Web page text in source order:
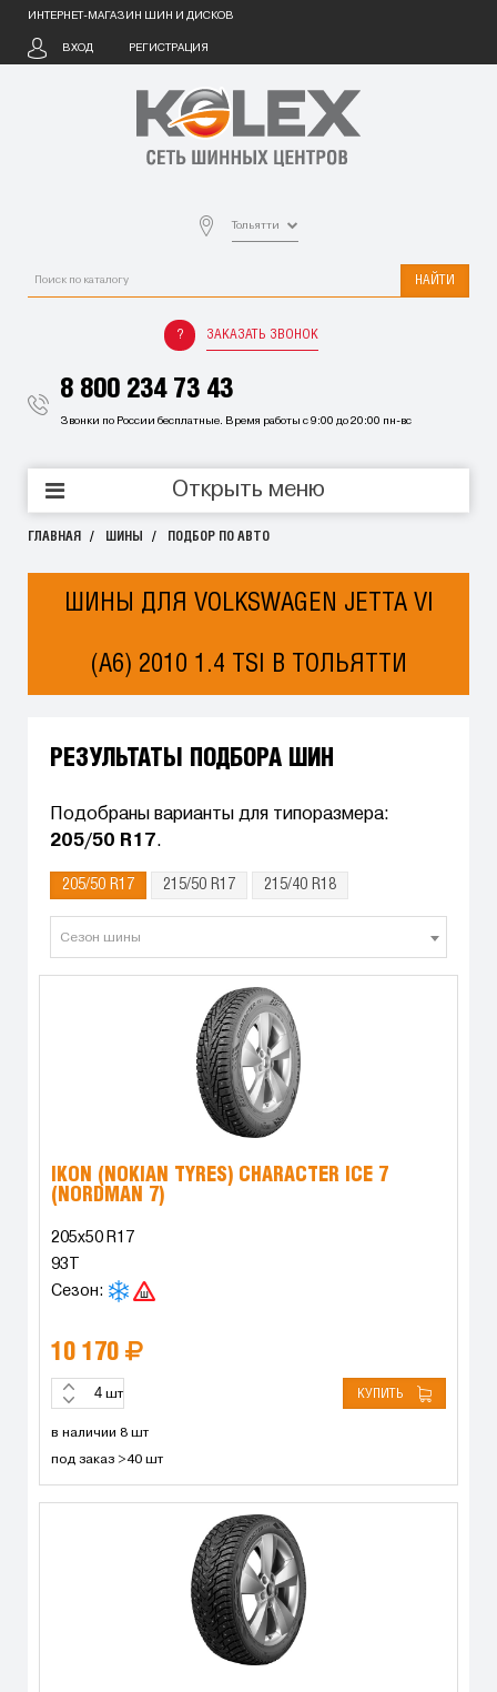
ИНТЕРНЕТ-МАГАЗИН ШИН И ДИСКОВ
ВХОД РЕГИСТРАЦИЯ
Тольятти
НАЙТИ
ЗАКАЗАТЬ ЗВОНОК
8 800 234 73 43
Звонки по России бесплатные. Время работы с 9:00 до 20:00 пн-вс
Открыть меню
ГЛАВНАЯ ШИНЫ ПОДБОР ПО АВТО
ШИНЫ ДЛЯ VOLKSWAGEN JETTA VI
(A6) 2010 1.4 TSI В ТОЛЬЯТТИ
РЕЗУЛЬТАТЫ ПОДБОРА ШИН
Подобраны варианты для типоразмера:
205/50 R17 .
205/50 R17 215/50 R17 215/40 R18
Сезон шины
IKON (NOKIAN TYRES) CHARACTER ICE 7
(NORDMAN 7)
205x50 R17
93T
Сезон:
10 170
шт КУПИТЬ
в наличии 8 шт
под заказ >40 шт